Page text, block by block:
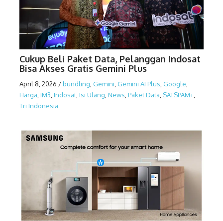
Cukup Beli Paket Data, Pelanggan Indosat
Bisa Akses Gratis Gemini Plus
April 8, 2026 /bundling Gemini Gemini AI Plus Google
Harga IM3 Indosat Isi Ulang News Paket Data SATSPAM+
Tri Indonesia